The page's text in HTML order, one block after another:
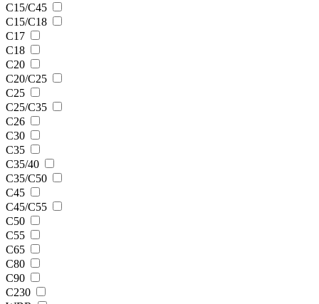
C15/C45
C15/С18
C17
C18
C20
C20/C25
C25
C25/C35
C26
C30
C35
C35/40
C35/C50
C45
C45/С55
C50
C55
C65
C80
C90
C230